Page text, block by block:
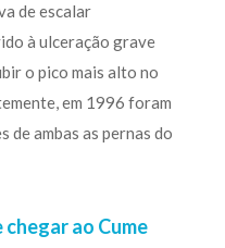
de escalar
à ulceração grave
o pico mais alto no
em 1996 foram
de ambas as pernas do
ao Cume